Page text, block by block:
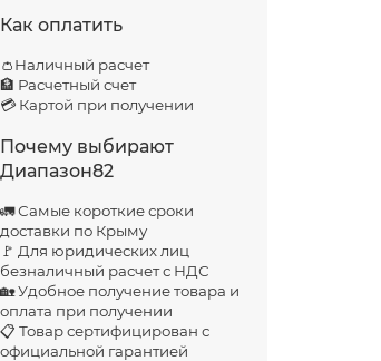
Как оплатить
👛Наличный расчет
🏦 Расчетный счет
💳 Картой при получении
Почему выбирают
Диапазон82
🚛 Самые короткие сроки
доставки по Крыму
🚩 Для юридических лиц
безналичный расчет с НДС
🏡 Удобное получение товара и
оплата при получении
📋 Товар сертифицирован с
официальной гарантией